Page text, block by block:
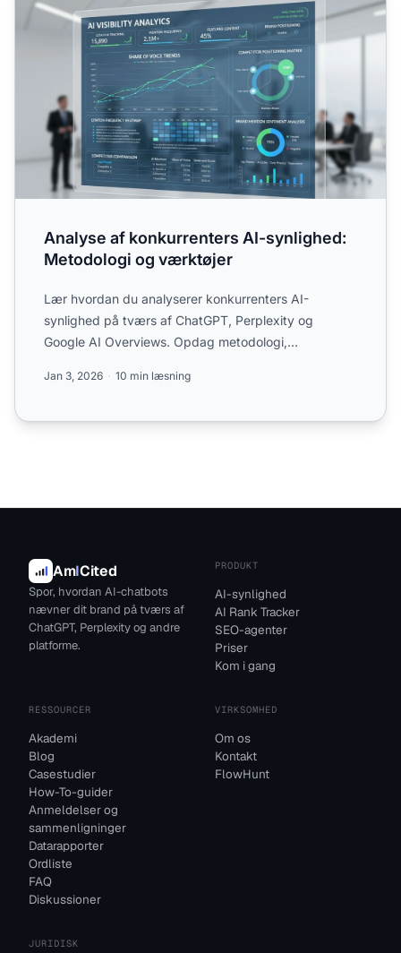
Analyse af konkurrenters AI-synlighed:
Metodologi og værktøjer
Lær hvordan du analyserer konkurrenters AI-
synlighed på tværs af ChatGPT, Perplexity og
Google AI Overviews. Opdag metodologi,
Jan 3, 2026 10 min læsning
AmICited
Spor, hvordan AI-chatbots
nævner dit brand på tværs af
ChatGPT, Perplexity og andre
platforme.
PRODUKT
AI-synlighed
AI Rank Tracker
SEO-agenter
Priser
Kom i gang
RESSOURCER
Akademi
Blog
Casestudier
How-To-guider
Anmeldelser og
sammenligninger
Datarapporter
Ordliste
FAQ
Diskussioner
VIRKSOMHED
Om os
Kontakt
FlowHunt
JURIDISK